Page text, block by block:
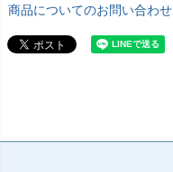
商品についてのお問い合わせ